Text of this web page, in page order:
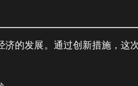
的发展。通过创新措施，这